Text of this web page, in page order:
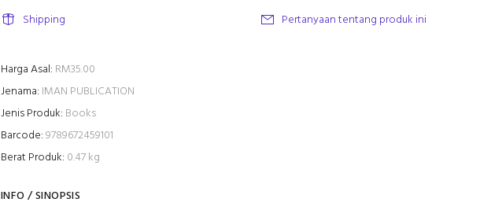
Shipping Pertanyaan tentang produk ini
Harga Asal: RM35.00
Jenama: IMAN PUBLICATION
Jenis Produk: Books
Barcode:9789672459101
Berat Produk: 0.47 kg
INFO / SINOPSIS